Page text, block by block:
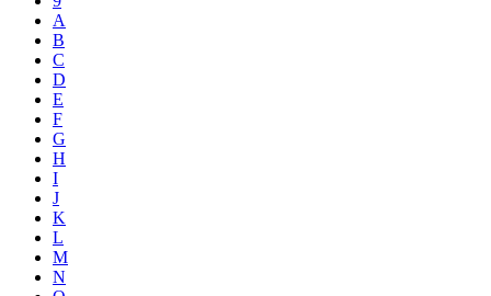
A
B
C
D
E
F
G
H
I
J
K
L
M
N